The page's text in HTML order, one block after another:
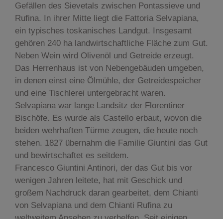
Gefällen des Sievetals zwischen Pontassieve und
Rufina. In ihrer Mitte liegt die Fattoria Selvapiana,
ein typisches toskanisches Landgut. Insgesamt
gehören 240 ha landwirtschaftliche Fläche zum Gut.
Neben Wein wird Olivenöl und Getreide erzeugt.
Das Herrenhaus ist von Nebengebäuden umgeben,
in denen einst eine Ölmühle, der Getreidespeicher
und eine Tischlerei untergebracht waren.
Selvapiana war lange Landsitz der Florentiner
Bischöfe. Es wurde als Castello erbaut, wovon die
beiden wehrhaften Türme zeugen, die heute noch
stehen. 1827 übernahm die Familie Giuntini das Gut
und bewirtschaftet es seitdem.
Francesco Giuntini Antinori, der das Gut bis vor
wenigen Jahren leitete, hat mit Geschick und
großem Nachdruck daran gearbeitet, dem Chianti
von Selvapiana und dem Chianti Rufina zu